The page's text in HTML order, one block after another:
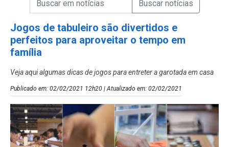
Jogos de tabuleiro são divertidos e
perfeitos para aproveitar o tempo em
família
Veja aqui algumas dicas de jogos para entreter a garotada em casa
Publicado em: 02/02/2021 12h20 | Atualizado em: 02/02/2021